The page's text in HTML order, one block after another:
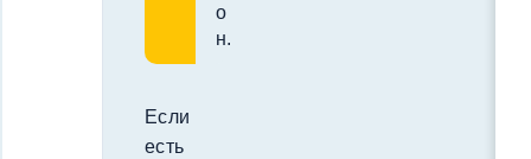
о
н.
Если
есть